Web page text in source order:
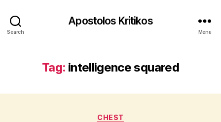
Search
Apostolos Kritikos
Menu
Tag: intelligence squared
Categories
CHEST